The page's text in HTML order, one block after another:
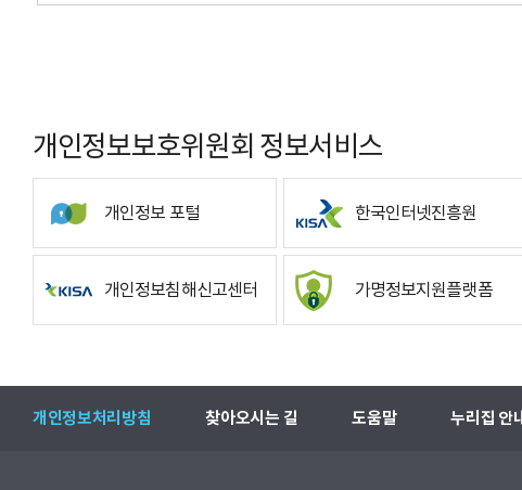
개인정보보호위원회 정보서비스
개인정보 포털 한국인터넷진흥원
개인정보침해신고센터 가명정보지원플랫폼
개인정보처리방침 찾아오시는 길 도움말 누리집 안